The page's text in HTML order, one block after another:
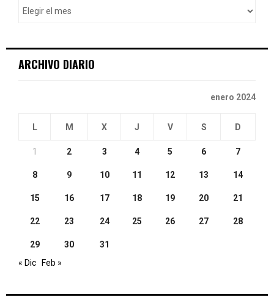
ARCHIVO DIARIO
enero 2024
L M X J V S D
1 2 3 4 5 6 7
8 9 10 11 12 13 14
15 16 17 18 19 20 21
22 23 24 25 26 27 28
29 30
31
« Dic
Feb »